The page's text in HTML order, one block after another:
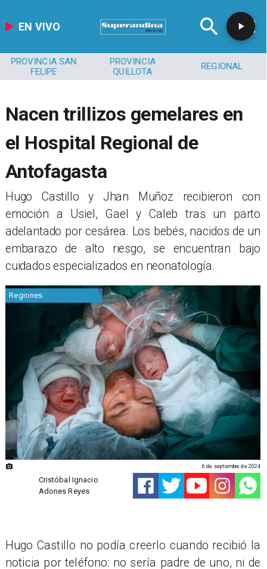
EN VIVO
PROVINCIA SAN
FELIPE
PROVINCIA
QUILLOTA
REGIONAL
Nacen trillizos gemelares en
el Hospital Regional de
Antofagasta
​Hugo Castillo y Jhan Muñoz recibieron con
emoción a Usiel, Gael y Caleb tras un parto
adelantado por cesárea. Los bebés, nacidos de un
embarazo de alto riesgo, se encuentran bajo
cuidados especializados en neonatología.
Regiones
Cristóbal Ignacio
Adones Reyes
6 de septiembre de 2024
Hugo Castillo no podía creerlo cuando recibió la
noticia por teléfono: no sería padre de uno, ni de